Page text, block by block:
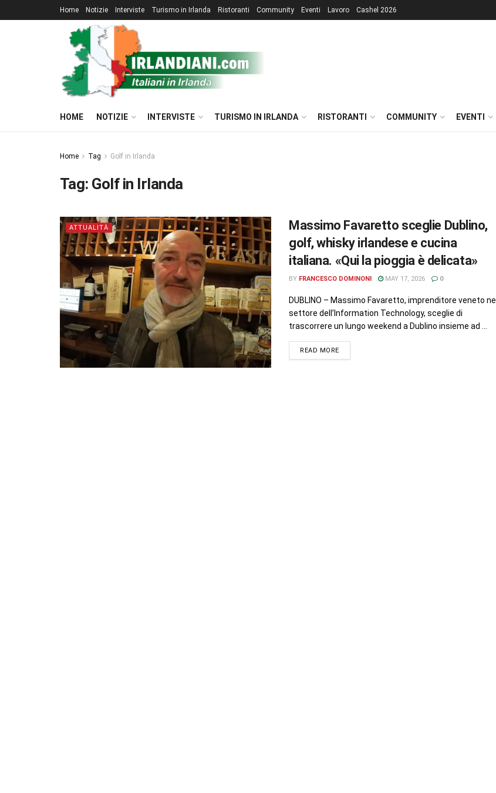
Home Notizie Interviste Turismo in Irlanda Ristoranti Community Eventi Lavoro Cashel 2026
HOME NOTIZIE INTERVISTE TURISMO IN IRLANDA RISTORANTI COMMUNITY EVENTI
Home Tag Golf in Irlanda
Tag: Golf in Irlanda
ATTUALITÀ
Massimo Favaretto sceglie Dublino,
golf, whisky irlandese e cucina
italiana. «Qui la pioggia è delicata»
BY FRANCESCO DOMINONI MAY 17, 2026 0
DUBLINO – Massimo Favaretto, imprenditore veneto nel
settore dell’Information Technology, sceglie di
trascorrere un lungo weekend a Dublino insieme ad ...
READ MORE